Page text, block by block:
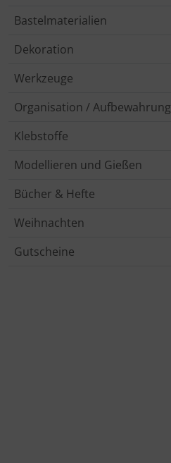
Bastelmaterialien
Dekoration
Werkzeuge
Organisation / Aufbewahrung
Klebstoffe
Modellieren und Gießen
Bücher & Hefte
Weihnachten
Gutscheine